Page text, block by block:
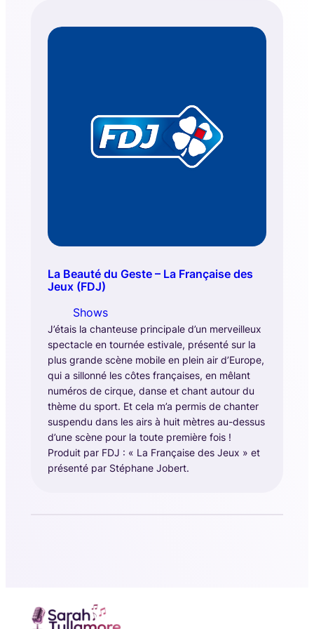
La Beauté du Geste – La Française des
Jeux (FDJ)
Shows
J’étais la chanteuse principale d’un merveilleux
spectacle en tournée estivale, présenté sur la
plus grande scène mobile en plein air d’Europe,
qui a sillonné les côtes françaises, en mêlant
numéros de cirque, danse et chant autour du
thème du sport. Et cela m’a permis de chanter
suspendu dans les airs à huit mètres au-dessus
d’une scène pour la toute première fois !
Produit par FDJ : « La Française des Jeux » et
présenté par Stéphane Jobert.